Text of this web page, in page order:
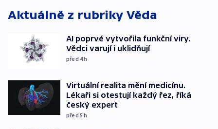
Aktuálně z rubriky Věda
AI poprvé vytvořila funkční viry.
Vědci varují i uklidňují
před 4h
Virtuální realita mění medicínu.
Lékaři si otestují každý řez, říká
český expert
před 5h